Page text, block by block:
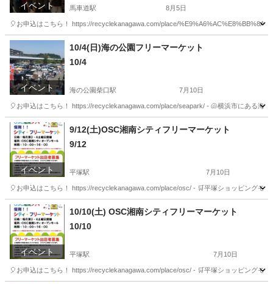
イベント 馬車道駅 8月5日
🎈お申込はこちら！ https://recyclekanagawa.com/place/
神奈川 横浜市 馬車道駅 フリーマーケット 会場
イベント
10/4(日)海の公園フリーマーケット
10/4
海の公園柴口駅 7月10日
🎈お申込はこちら！ https://recyclekanagawa.com/place/seapark/ - 🐚横浜市にある海
神奈川 横浜市 海の公園柴口駅 フリーマーケット 会場
イベント
9/12(土)OSC湘南シティフリーマーケット
9/12
平塚駅 7月10日
🎈お申込はこちら！ https://recyclekanagawa.com/place/osc/ - 🛒平塚ショッピングモ
神奈川 平塚市 平塚駅 フリーマーケット
イベント
10/10(土) OSC湘南シティフリーマーケット
10/10
平塚駅 7月10日
🎈お申込はこちら！ https://recyclekanagawa.com/place/osc/ - 🛒平塚ショッピングモ